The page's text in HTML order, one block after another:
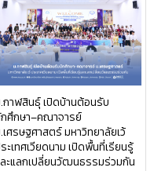
กาฬสินธุ์ เปิดบ้านต้อนรับ
ศึกษา–คณาจารย์
เศรษฐศาสตร์ มหาวิทยาลัยเว้
ะเทศเวียดนาม เปิดพื้นที่เรียนรู้
ะแลกเปลี่ยนวัฒนธรรมร่วมกัน